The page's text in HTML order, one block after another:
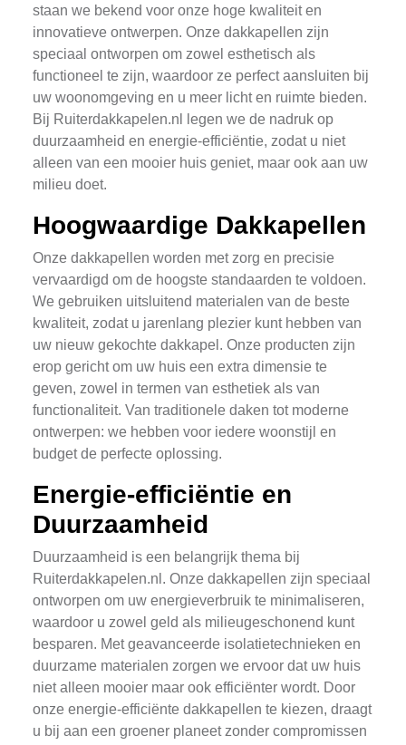
staan we bekend voor onze hoge kwaliteit en
innovatieve ontwerpen. Onze dakkapellen zijn
speciaal ontworpen om zowel esthetisch als
functioneel te zijn, waardoor ze perfect aansluiten bij
uw woonomgeving en u meer licht en ruimte bieden.
Bij Ruiterdakkapelen.nl legen we de nadruk op
duurzaamheid en energie-efficiëntie, zodat u niet
alleen van een mooier huis geniet, maar ook aan uw
milieu doet.
Hoogwaardige Dakkapellen
Onze dakkapellen worden met zorg en precisie
vervaardigd om de hoogste standaarden te voldoen.
We gebruiken uitsluitend materialen van de beste
kwaliteit, zodat u jarenlang plezier kunt hebben van
uw nieuw gekochte dakkapel. Onze producten zijn
erop gericht om uw huis een extra dimensie te
geven, zowel in termen van esthetiek als van
functionaliteit. Van traditionele daken tot moderne
ontwerpen: we hebben voor iedere woonstijl en
budget de perfecte oplossing.
Energie-efficiëntie en
Duurzaamheid
Duurzaamheid is een belangrijk thema bij
Ruiterdakkapelen.nl. Onze dakkapellen zijn speciaal
ontworpen om uw energieverbruik te minimaliseren,
waardoor u zowel geld als milieugeschonend kunt
besparen. Met geavanceerde isolatietechnieken en
duurzame materialen zorgen we ervoor dat uw huis
niet alleen mooier maar ook efficiënter wordt. Door
onze energie-efficiënte dakkapellen te kiezen, draagt
u bij aan een groener planeet zonder compromissen